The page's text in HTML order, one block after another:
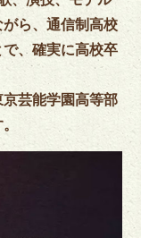
ら、通信制高校
、確実に高校卒
芸能学園高等部